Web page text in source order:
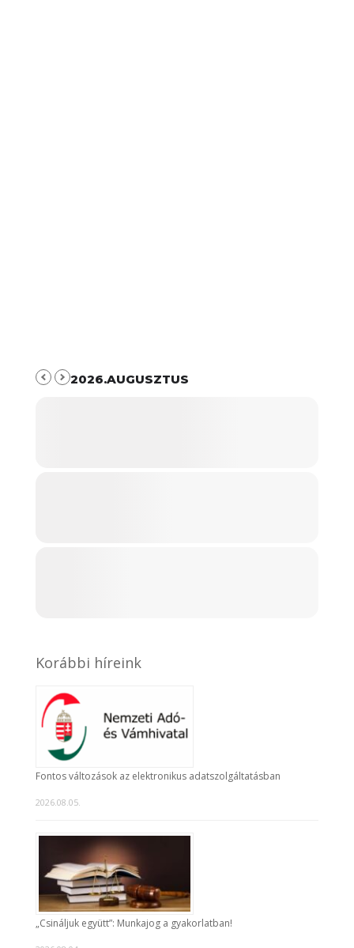
2026.AUGUSZTUS
Korábbi híreink
Fontos változások az elektronikus adatszolgáltatásban
2026.08.05.
„Csináljuk együtt”: Munkajog a gyakorlatban!